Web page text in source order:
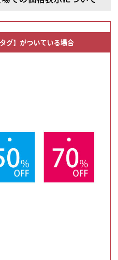
グ】がついている場合